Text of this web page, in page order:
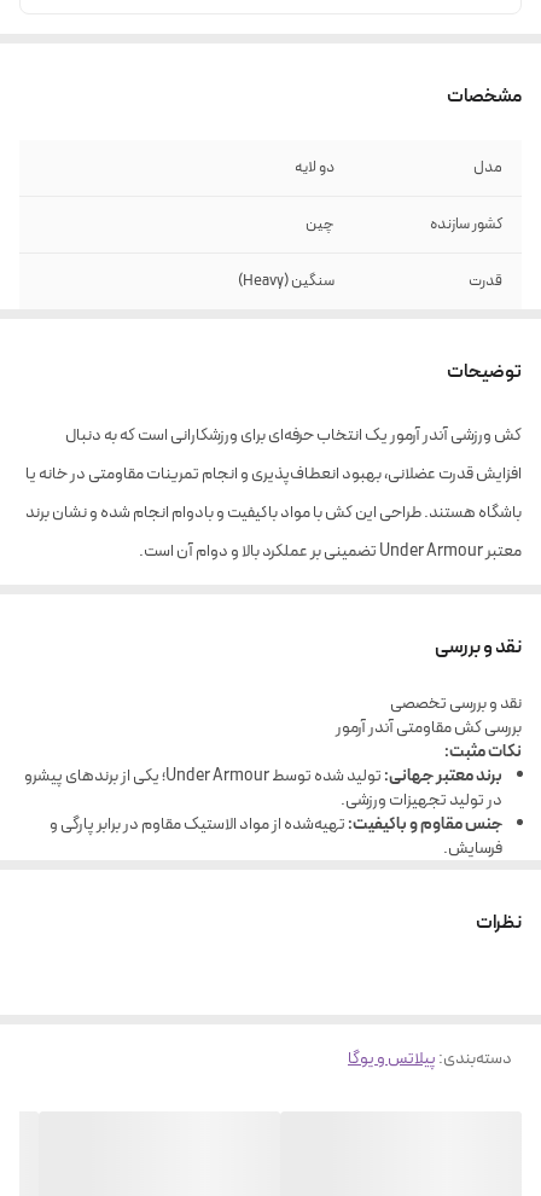
مشخصات
مدل دو لایه
کشور سازنده چین
قدرت سنگین (Heavy)
توضیحات
کش ورزشی آندر آرمور یک انتخاب حرفه‌ای برای ورزشکارانی است که به دنبال
افزایش قدرت عضلانی، بهبود انعطاف‌پذیری و انجام تمرینات مقاومتی در خانه یا
باشگاه هستند. طراحی این کش با مواد باکیفیت و بادوام انجام شده و نشان برند
معتبر Under Armour تضمینی بر عملکرد بالا و دوام آن است.
نقد و بررسی
نقد و بررسی تخصصی
بررسی کش مقاومتی آندر آرمور
نکات مثبت:
برند معتبر جهانی:
تولید شده توسط Under Armour؛ یکی از برندهای پیشرو
در تولید تجهیزات ورزشی.
جنس مقاوم و باکیفیت:تهیه‌شده از مواد الاستیک مقاوم در برابر پارگی و
فرسایش.
سبک، کم‌حجم و قابل حمل:
نظرات
دسته‌بندی:پیلاتس و یوگا